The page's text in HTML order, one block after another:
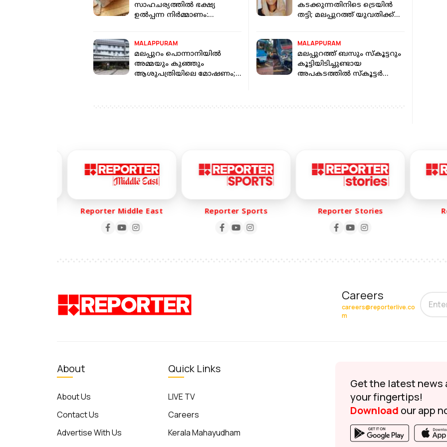
സാഹചര്യത്തില്‍ ഭക്ഷ്യ
ഉല്‍പ്പന്ന നിര്‍മ്മാണം:
കടക്കുന്നതിനിടെ ട്രെയിന്‍
തട്ടി; മലപ്പുറത്ത് യുവതിക്ക്
MALAPPURAM
മലപ്പുറം പൊന്നാനിയിൽ
അമ്മയും കുഞ്ഞും
ആശുപത്രിയിലെ മോഷണം; 6
MALAPPURAM
മലപ്പുറത്ത് ബസും സ്‌കൂട്ടറും
കൂട്ടിയിടിച്ചുണ്ടായ
അപകടത്തിൽ സ്കൂട്ടർ
Reporter Middle East Reporter Sports Reporter Stories
Careers
careers@reporterlive.co
m
About
About Us
Contact Us
Advertise With Us
Quick Links
LIVE TV
Careers
Kerala Mahayudham
Get the latest news
your fingertips!
Download our app